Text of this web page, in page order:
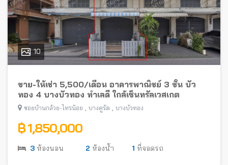
10
ขาย-ให้เช่า 5,500/เดือน อาคารพาณิชย์ 3 ชั้น บัว
ทอง 4 บางบัวทอง ทำเลดี ใกล้เซ็นทรัลเวสเกต
ซอยบ้านกล้วย-ไทรน้อย , บางคูรัด , บางบัวทอง
฿ 1,850,000
3 ห้องนอน 2 ห้องน้ำ 1 ที่จอดรถ